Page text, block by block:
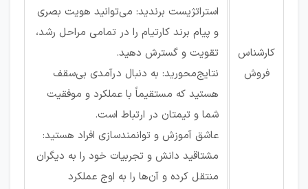
کارشناس
فروش
استراتژیست برندید: می‌توانید هویت بصری
و پیام برند کارتیام را در تمامی مراحل رشد،
تقویت و گسترش دهید.
نتایج‌محورید: به دنبال درآمدی بی‌سقف
هستید که مستقیماً با عملکرد و موفقیت
شما و تیمتان در ارتباط است.
عاشق آموزش و توانمندسازی افراد هستید:
مشتاقید دانش و تجربیات خود را به دیگران
منتقل کرده و آن‌ها را به اوج عملکرد